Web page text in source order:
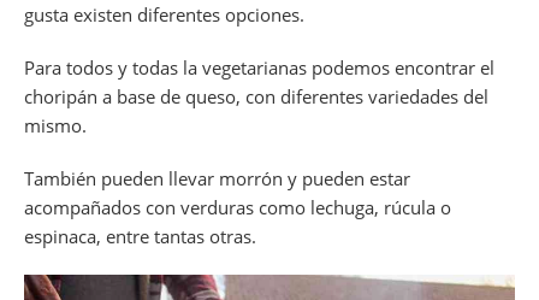
gusta existen diferentes opciones.
Para todos y todas la vegetarianas podemos encontrar el
choripán a base de queso, con diferentes variedades del
mismo.
También pueden llevar morrón y pueden estar
acompañados con verduras como lechuga, rúcula o
espinaca, entre tantas otras.